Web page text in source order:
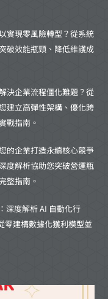
實現零風險轉型？從系統
破效能瓶頸、降低維護成
決企業流程僵化難題？從
建立高彈性架構、優化跨
戰指南。
的企業打造永續核心競爭
度解析協助您突破營運瓶
整指南。
深度解析 AI 自動化行
零建構數據化獲利模型並